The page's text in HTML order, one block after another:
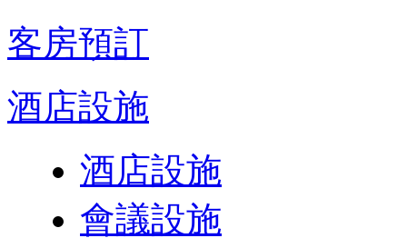
客房預訂
酒店設施
酒店設施
會議設施